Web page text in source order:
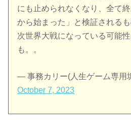
にも止められなくなり、全て
から始まった」と検証される
次世界大戦になっている可能
も。。
— 事務カリー(人生ゲーム専用
October 7, 2023